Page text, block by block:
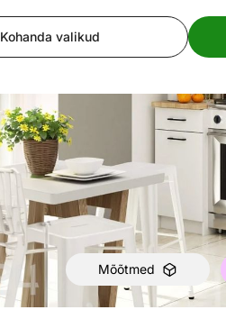
Kohanda valikud
Mõõtmed